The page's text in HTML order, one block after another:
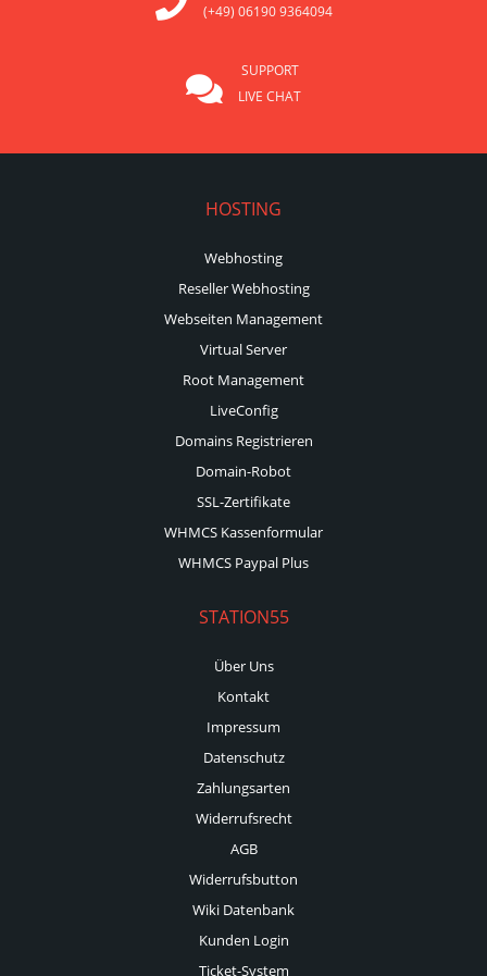
(+49) 06190 9364094
SUPPORT
LIVE CHAT
HOSTING
Webhosting
Reseller Webhosting
Webseiten Management
Virtual Server
Root Management
LiveConfig
Domains Registrieren
Domain-Robot
SSL-Zertifikate
WHMCS Kassenformular
WHMCS Paypal Plus
STATION55
Über Uns
Kontakt
Impressum
Datenschutz
Zahlungsarten
Widerrufsrecht
AGB
Widerrufsbutton
Wiki Datenbank
Kunden Login
Ticket-System